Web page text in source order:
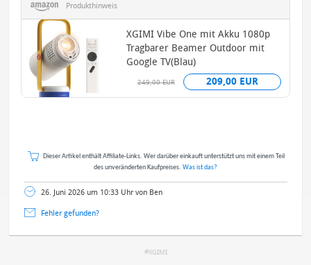
Produkthinweis
XGIMI Vibe One mit Akku 1080p
Tragbarer Beamer Outdoor mit
Google TV(Blau)
209,00 EUR
249,00 EUR
Dieser Artikel enthält Affiliate-Links. Wer darüber einkauft unterstützt uns mit einem Teil
des unveränderten Kaufpreises. Was ist das?
26. Juni 2026 um 10:33 Uhr von Ben
Fehler gefunden?
XGIMI